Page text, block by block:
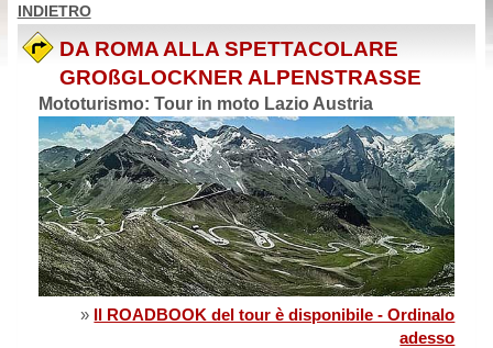
INDIETRO
DA ROMA ALLA SPETTACOLARE
GROßGLOCKNER ALPENSTRASSE
Mototurismo: Tour in moto Lazio Austria
» Il ROADBOOK del tour è disponibile - Ordinalo
adesso